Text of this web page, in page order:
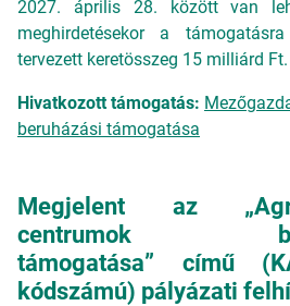
2027. április 28. között van
meghirdetésekor a
tervezett keretösszeg 15 milliárd Ft.
Hivatkozott támogatás:
beruházási támogatása
Megjelent az
centrumok
támogatása” című
kódszámú) pályázati